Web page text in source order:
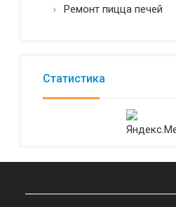
Ремонт пицца печей
Статистика